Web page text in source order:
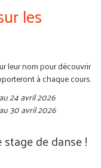
les
leur nom pour découvrir
à chaque cours.
24 avril 2026
30 avril 2026
de danse !